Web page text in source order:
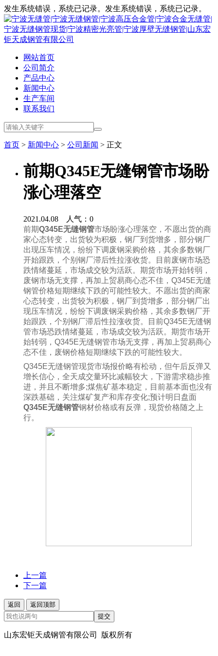
发生系统错误，系统已记录。发生系统错误，系统已记录。
网站首页
公司简介
产品中心
新闻中心
生产车间
联系我们
首页 > 新闻中心 > 公司新闻 > 正文
前期Q345E无缝钢管市场盼
涨心理落空
2021.04.08 人气： 0
前期Q345E无缝钢管市场盼涨心理落空，不愿出货的商
家心态转变，出货较为积极，钢厂到货增多，部分钢厂
出现压车情况，纷纷下调废钢采购价格，其余多数钢厂
开始跟跌，个别钢厂滞后性拉涨收货。目前废钢市场恐
跌情绪蔓延，市场成交较为活跃。期货市场开始转弱，
废钢市场无支撑，再加上贸易商心态不佳，Q345E无缝
钢管价格短期继续下跌的可能性较大。不愿出货的商家
心态转变，出货较为积极，钢厂到货增多，部分钢厂出
现压车情况，纷纷下调废钢采购价格，其余多数钢厂开
始跟跌，个别钢厂滞后性拉涨收货。目前Q345E无缝钢
管市场恐跌情绪蔓延，市场成交较为活跃。期货市场开
始转弱，Q345E无缝钢管市场无支撑，再加上贸易商心
态不佳，废钢价格短期继续下跌的可能性较大。
Q345E无缝钢管现货市场报价略有松动，但午后反弹又
增长信心，全天成交量环比减幅较大，下游需求稳步推
进，并且不断增多;煤焦矿基本稳定，目前基本面也没有
深跌基础，关注煤矿复产和库存变化;预计明日盘面
Q345E无缝钢管钢材价格或有反弹，现货价格随之上
行。
上一篇
下一篇
返回
返回顶部
提交
山东宏钜天成钢管有限公司 版权所有